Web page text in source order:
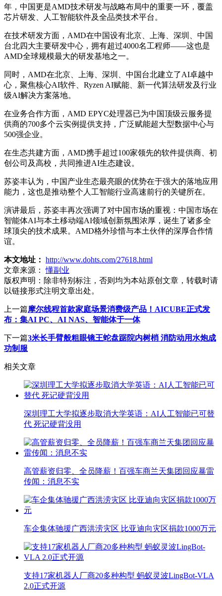
年，中国更是AMD技术研发与战略布局中的重要一环，覆盖
芯片研发、人工智能软件及全品类技术平台。
在技术研发方面，AMD在中国设有北京、上海、深圳、中国
台北四大主要研发中心，拥有超过4000名工程师——这也是
AMD全球规模最大的研发基地之一。
同时，AMD在北京、上海、深圳、中国台北建立了AI卓越中
心，聚焦核心AI软件、Ryzen AI赋能、新一代算法研发及行业
级AI解决方案落地。
在业务合作方面，AMD EPYC处理器已为中国顶级云服务提
供商的700多个云实例提供支持，广泛赋能超大型数据中心与
500强企业。
在生态共建方面，AMD携手超过100家领先的软件提供商、初
创公司及高校，共同推进AI生态建设。
苏姿丰认为，中国产业生态最亮眼的优势在于强大的落地应用
能力，这也是推动整个人工智能行业高速前行的关键所在。
演讲最后，苏姿丰再次强调了对中国市场的重视：中国市场在
智能体AI与本土移动端AI领域创新氛围浓厚，诞生了诸多全
球顶尖的技术成果。AMD格外珍惜与本土伙伴的深厚合作情
谊。
本文地址： http://www.dohts.com/27618.html
文章来源：
懂副业
版权声明： 除非特别标注，否则均为本站原创文章，转载时请
以链接形式注明文章出处。
上一篇摩尔线程首款家庭场景消费级产品！AICUBE正式发
布：集AI PC、AI NAS、智能体于一体
下一篇3米长手臂般粗眼镜王蛇盘踞院内树梢 消防动用水炮成
功制服
相关文章
深圳理工大学拟逐步取消大学英语：AI人工智能已可替
代 死记硬背没用
高管薪资归零、全员降薪！百强车商兰天集团回应暴雷
传闻：消息不实
车企集体驰援广西洪涝灾区 比亚迪向灾区捐款1000万元
支持17家机器人厂商20多种构型 蚂蚁灵波LingBot-VLA
2.0正式开源